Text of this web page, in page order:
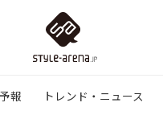
報 トレンド・ニュース